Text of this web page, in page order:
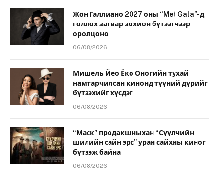
Жон Галлиано 2027 оны “Met Gala”-д
голлох загвар зохион бүтээгчээр
оролцоно
06/08/2026
Мишель Йео Ёко Оногийн тухай
намтарчилсан кинонд түүний дүрийг
бүтээхийг хүсдэг
06/08/2026
“Маск” продакшныхан “Сүүлчийн
шилийн сайн эрс” уран сайхны киног
бүтээж байна
06/08/2026